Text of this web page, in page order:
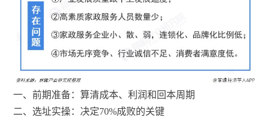
一、前期准备：算清成本、利润和回本周期
二、选址实操：决定70%成败的关键